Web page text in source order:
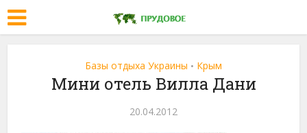
Базы отдыха Украины • Крым
Мини отель Вилла Дани
20.04.2012